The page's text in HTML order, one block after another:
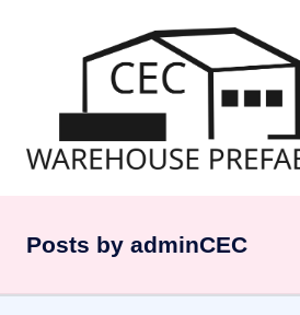
Posts by adminCEC